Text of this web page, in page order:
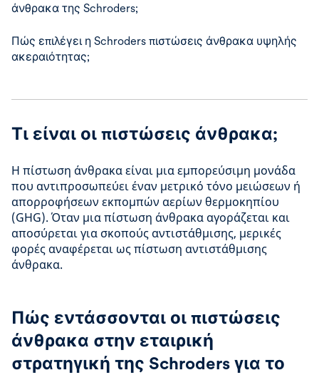
άνθρακα της Schroders;
Πώς επιλέγει η Schroders πιστώσεις άνθρακα υψηλής
ακεραιότητας;
Τι είναι οι πιστώσεις άνθρακα;
Η πίστωση άνθρακα είναι μια εμπορεύσιμη μονάδα
που αντιπροσωπεύει έναν μετρικό τόνο μειώσεων ή
απορροφήσεων εκπομπών αερίων θερμοκηπίου
(GHG). Όταν μια πίστωση άνθρακα αγοράζεται και
αποσύρεται για σκοπούς αντιστάθμισης, μερικές
φορές αναφέρεται ως πίστωση αντιστάθμισης
άνθρακα.
Πώς εντάσσονται οι πιστώσεις
άνθρακα στην εταιρική
στρατηγική της Schroders για το